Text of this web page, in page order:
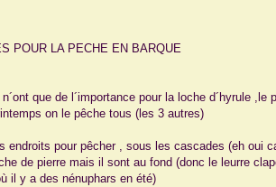
POUR LA PECHE EN BARQUE
que de l´importance pour la loche d´hyrule
on le pêche tous (les 3 autres)
endroits pour pêcher , sous les cascades (eh oui
de pierre mais il sont au fond (donc le leurre
il y a des nénuphars en été)